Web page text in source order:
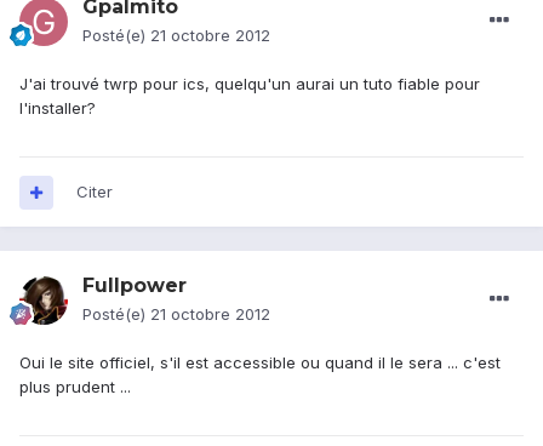
Gpalmito
Posté(e) 21 octobre 2012
J'ai trouvé twrp pour ics, quelqu'un aurai un tuto fiable pour
l'installer?
Citer
Fullpower
Posté(e) 21 octobre 2012
Oui le site officiel, s'il est accessible ou quand il le sera ... c'est
plus prudent ...